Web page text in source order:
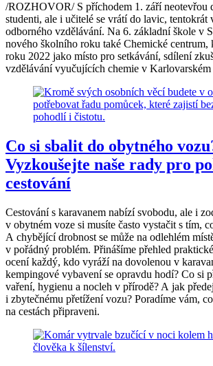
/ROZHOVOR/ S příchodem 1. září neotevřou
studenti, ale i učitelé se vrátí do lavic, tentokrát
odborného vzdělávání. Na 6. základní škole v
nového školního roku také Chemické centrum,
roku 2022 jako místo pro setkávání, sdílení
vzdělávání vyučujících chemie v
Co si sbalit do obytného
Vyzkoušejte naše rady pro
cestování
Cestování s karavanem nabízí svobodu, ale i
v obytném voze si musíte často vystačit s tím,
A chybějící drobnost se může na odlehlém
v pořádný problém. Přinášíme přehled
ocení každý, kdo vyráží na dovolenou v
kempingové vybavení se opravdu hodí? Co si
vaření, hygienu a nocleh v přírodě? A jak
i zbytečnému přetížení vozu? Poradíme vám,
na cestách připraveni.